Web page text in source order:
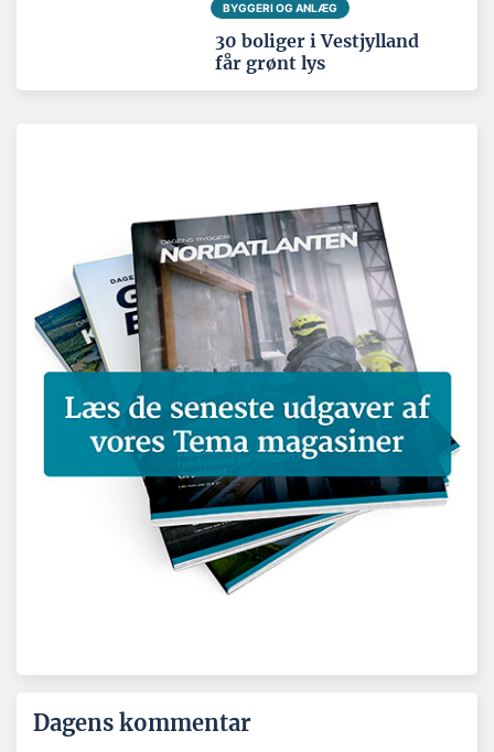
BYGGERI OG ANLÆG
30 boliger i Vestjylland
får grønt lys
Dagens kommentar